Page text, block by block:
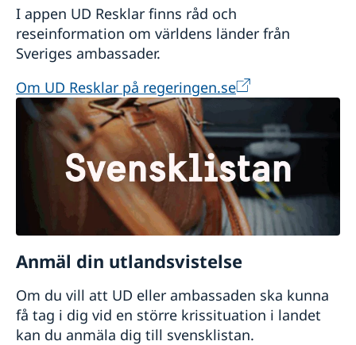
här för att komma till bokningssidan.
I appen UD Resklar finns råd och
reseinformation om världens länder från
Sveriges ambassader.
Om UD Resklar på regeringen.se
Anmäl din utlandsvistelse
Om du vill att UD eller ambassaden ska kunna
få tag i dig vid en större krissituation i landet
kan du anmäla dig till svensklistan.